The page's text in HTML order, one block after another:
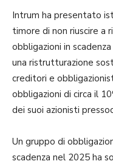
Intrum ha presentato
timore di non riuscire a
obbligazioni in
una ristrutturazione
creditori e
obbligazioni di circa il
dei suoi azionisti
Un gruppo di
scadenza nel 2025 ha